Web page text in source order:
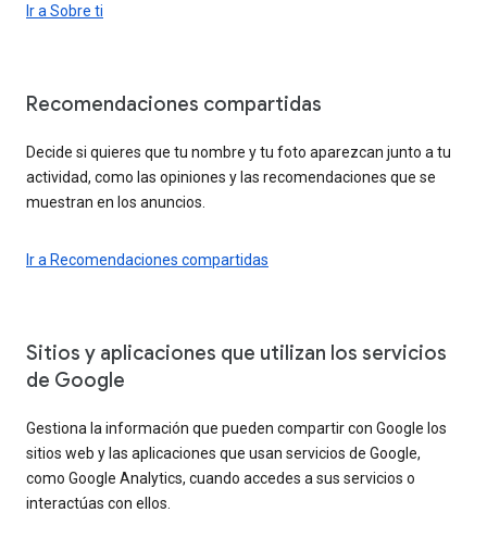
Ir a Sobre ti
Recomendaciones compartidas
Decide si quieres que tu nombre y tu foto aparezcan junto a tu
actividad, como las opiniones y las recomendaciones que se
muestran en los anuncios.
Ir a Recomendaciones compartidas
Sitios y aplicaciones que utilizan los servicios
de Google
Gestiona la información que pueden compartir con Google los
sitios web y las aplicaciones que usan servicios de Google,
como Google Analytics, cuando accedes a sus servicios o
interactúas con ellos.